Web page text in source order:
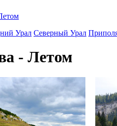
Урал Северный Урал
- Летом